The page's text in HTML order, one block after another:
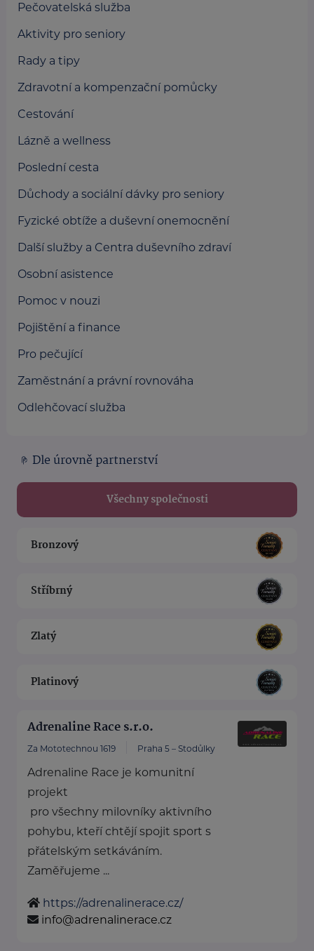
Pečovatelská služba
Aktivity pro seniory
Rady a tipy
Zdravotní a kompenzační pomůcky
Cestování
Lázně a wellness
Poslední cesta
Důchody a sociální dávky pro seniory
Fyzické obtíže a duševní onemocnění
Další služby a Centra duševního zdraví
Osobní asistence
Pomoc v nouzi
Pojištění a finance
Pro pečující
Zaměstnání a právní rovnováha
Odlehčovací služba
Dle úrovně partnerství
Všechny společnosti
Bronzový
Stříbrný
Zlatý
Platinový
Adrenaline Race s.r.o.
Za Mototechnou 1619 Praha 5 – Stodůlky
Adrenaline Race je komunitní
projekt
pro všechny milovníky aktivního
pohybu, kteří chtějí spojit sport s
přátelským setkáváním.
Zaměřujeme ...
https://adrenalinerace.cz/
info@adrenalinerace.cz